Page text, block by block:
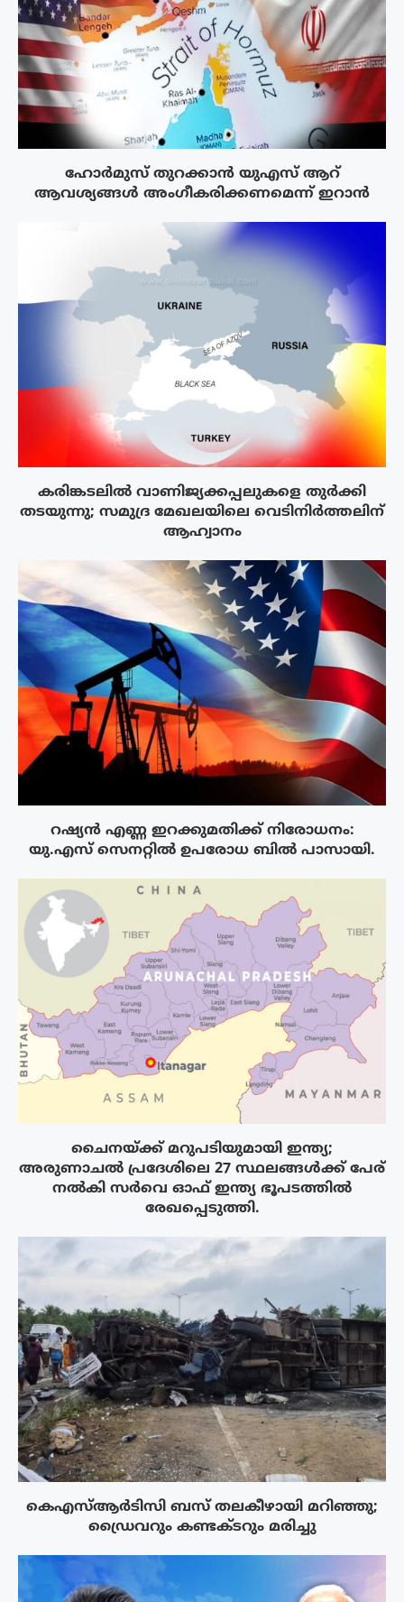
ഹോർമുസ് തുറക്കാൻ യുഎസ് ആറ്
ആവശ്യങ്ങൾ അംഗീകരിക്കണമെന്ന് ഇറാൻ
കരിങ്കടലിൽ വാണിജ്യക്കപ്പലുകളെ തുർക്കി
തടയുന്നു; സമുദ്ര മേഖലയിലെ വെടിനിർത്തലിന്
ആഹ്വാനം
റഷ്യൻ എണ്ണ ഇറക്കുമതിക്ക് നിരോധനം:
യു.എസ് സെനറ്റിൽ ഉപരോധ ബിൽ പാസായി.
ചൈനയ്ക്ക് മറുപടിയുമായി ഇന്ത്യ;
അരുണാചൽ പ്രദേശിലെ 27 സ്ഥലങ്ങൾക്ക് പേര്
നൽകി സർവെ ഓഫ് ഇന്ത്യ ഭൂപടത്തിൽ
രേഖപ്പെടുത്തി.
കെഎസ്ആർടിസി ബസ് തലകീഴായി മറിഞ്ഞു;
ഡ്രൈവറും കണ്ടക്ടറും മരിച്ചു